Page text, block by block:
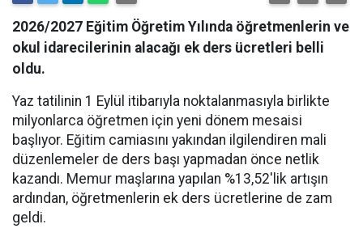
2026/2027 Eğitim Öğretim Yılında öğretmenlerin ve
okul idarecilerinin alacağı ek ders ücretleri belli
oldu.
Yaz tatilinin 1 Eylül itibarıyla noktalanmasıyla birlikte
milyonlarca öğretmen için yeni dönem mesaisi
başlıyor. Eğitim camiasını yakından ilgilendiren mali
düzenlemeler de ders başı yapmadan önce netlik
kazandı. Memur maşlarına yapılan %13,52'lik artışın
ardından, öğretmenlerin ek ders ücretlerine de zam
geldi.